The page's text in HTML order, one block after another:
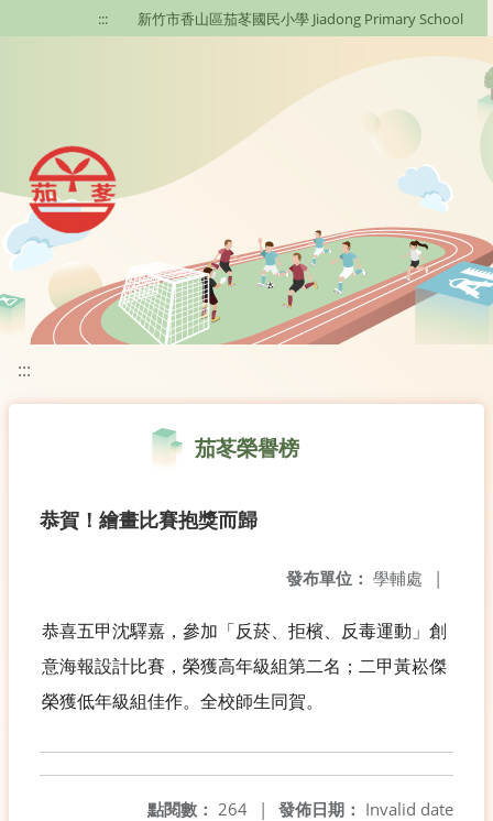
移至網頁之主要內容區位置
::: 新竹市香山區茄苳國民小學 Jiadong Primary School
:::
茄苳榮譽榜
恭賀！繪畫比賽抱獎而歸
發布單位： 學輔處 |
恭喜五甲沈驛嘉，參加「反菸、拒檳、反毒運動」創
意海報設計比賽，榮獲高年級組第二名；二甲黃崧傑
榮獲低年級組佳作。全校師生同賀。
發佈日期： Invalid date
點閱數： 264 |